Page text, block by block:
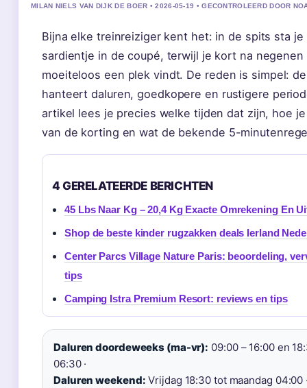
MILAN NIELS VAN DIJK DE BOER • 2026-05-19 • GECONTROLEERD DOOR
Bijna elke treinreiziger kent het: in de spits sta je
sardientje in de coupé, terwijl je kort na negenen
moeiteloos een plek vindt. De reden is simpel:
hanteert daluren, goedkopere en rustigere
artikel lees je precies welke tijden dat zijn, hoe
van de korting en wat de bekende 5-
4 GERELATEERDE BERICHTEN
45 Lbs Naar Kg – 20,4 Kg Exacte Omrekening En
Shop de beste kinder rugzakken deals Ierland
Center Parcs Village Nature Paris: beoordeling,
tips
Camping Istra Premium Resort: reviews en tips
Daluren doordeweeks (ma-vr): 09:00 – 16:00 en
06:30 ·
Daluren weekend: Vrijdag 18:30 tot maandag 04:00